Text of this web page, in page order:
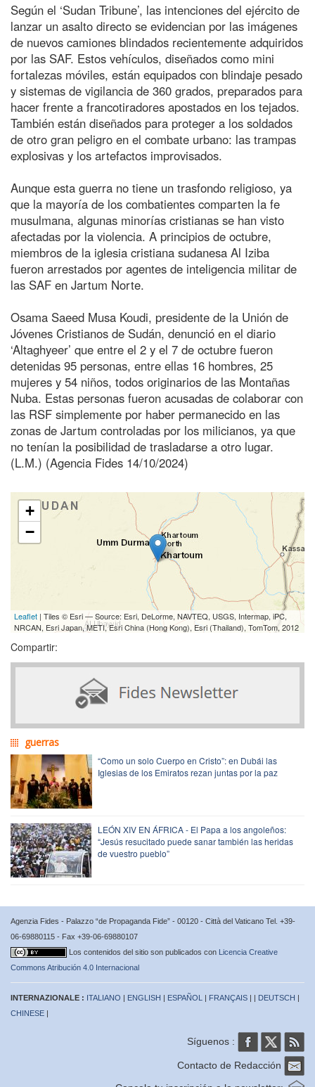
Según el ‘Sudan Tribune’, las intenciones del ejército de
lanzar un asalto directo se evidencian por las imágenes
de nuevos camiones blindados recientemente adquiridos
por las SAF. Estos vehículos, diseñados como mini
fortalezas móviles, están equipados con blindaje pesado
y sistemas de vigilancia de 360 grados, preparados para
hacer frente a francotiradores apostados en los tejados.
También están diseñados para proteger a los soldados
de otro gran peligro en el combate urbano: las trampas
explosivas y los artefactos improvisados.
Aunque esta guerra no tiene un trasfondo religioso, ya
que la mayoría de los combatientes comparten la fe
musulmana, algunas minorías cristianas se han visto
afectadas por la violencia. A principios de octubre,
miembros de la iglesia cristiana sudanesa Al Iziba
fueron arrestados por agentes de inteligencia militar de
las SAF en Jartum Norte.
Osama Saeed Musa Koudi, presidente de la Unión de
Jóvenes Cristianos de Sudán, denunció en el diario
‘Altaghyeer’ que entre el 2 y el 7 de octubre fueron
detenidas 95 personas, entre ellas 16 hombres, 25
mujeres y 54 niños, todos originarios de las Montañas
Nuba. Estas personas fueron acusadas de colaborar con
las RSF simplemente por haber permanecido en las
zonas de Jartum controladas por los milicianos, ya que
no tenían la posibilidad de trasladarse a otro lugar.
(L.M.) (Agencia Fides 14/10/2024)
+
−
Leaflet | Tiles © Esri — Source: Esri, DeLorme, NAVTEQ, USGS, Intermap, iPC,
NRCAN, Esri Japan, METI, Esri China (Hong Kong), Esri (Thailand), TomTom, 2012
Compartir:
guerras
“Como un solo Cuerpo en Cristo”: en Dubái las
Iglesias de los Emiratos rezan juntas por la paz
LEÓN XIV EN ÁFRICA - El Papa a los angoleños:
“Jesús resucitado puede sanar también las heridas
de vuestro pueblo”
Agenzia Fides - Palazzo “de Propaganda Fide” - 00120 - Città del Vaticano Tel. +39-
06-69880115 - Fax +39-06-69880107
Los contenidos del sitio son publicados con Licencia Creative
Commons Atribución 4.0 Internacional
INTERNAZIONALE : ITALIANO | ENGLISH | ESPAÑOL | FRANÇAIS | | DEUTSCH |
CHINESE |
Síguenos :
Contacto de Redacción